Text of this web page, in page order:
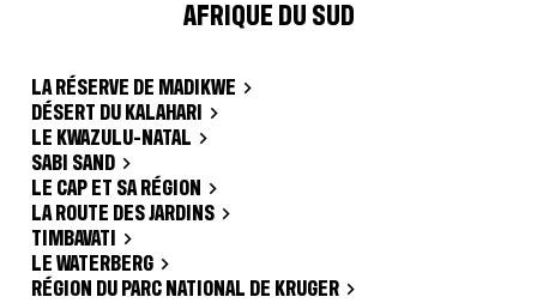
AFRIQUE DU SUD
LA RÉSERVE DE MADIKWE
DÉSERT DU KALAHARI
LE KWAZULU-NATAL
SABI SAND
LE CAP ET SA RÉGION
LA ROUTE DES JARDINS
TIMBAVATI
LE WATERBERG
RÉGION DU PARC NATIONAL DE KRUGER